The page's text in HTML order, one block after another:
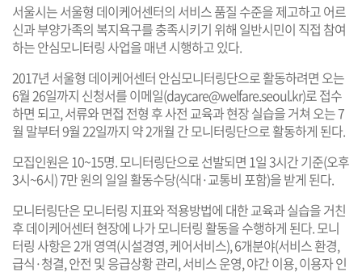
서울시는 서울형 데이케어센터의 서비스 품질 수준을 제고하고 어르
신과 부양가족의 복지욕구를 충족시키기 위해 일반시민이 직접 참여
하는 안심모니터링 사업을 매년 시행하고 있다.
2017년 서울형 데이케어센터 안심모니터링단으로 활동하려면 오는
6월 26일까지 신청서를 이메일(daycare@welfare.seoul.kr)로 접수
하면 되고, 서류와 면접 전형 후 사전 교육과 현장 실습을 거쳐 오는 7
월 말부터 9월 22일까지 약 2개월 간 모니터링단으로 활동하게 된다.
모집인원은 10~15명. 모니터링단으로 선발되면 1일 3시간 기준(오후
3시~6시) 7만 원의 일일 활동수당(식대·교통비 포함)을 받게 된다.
모니터링단은 모니터링 지표와 적용방법에 대한 교육과 실습을 거친
후 데이케어센터 현장에 나가 모니터링 활동을 수행하게 된다. 모니
터링 사항은 2개 영역(시설경영, 케어서비스), 6개분야(서비스 환경,
급식·청결, 안전 및 응급상황 관리, 서비스 운영, 야간 이용, 이용자 인